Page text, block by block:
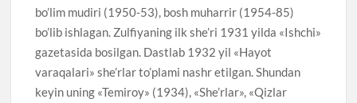
bo’lim mudiri (1950-53), bosh muharrir (1954-85)
bo’lib ishlagan. Zulfiyaning ilk she’ri 1931 yilda «Ishchi»
gazetasida bosilgan. Dastlab 1932 yil «Hayot
varaqalari» she’rlar to’plami nashr etilgan. Shundan
keyin uning «Temiroy» (1934), «She’rlar», «Qizlar